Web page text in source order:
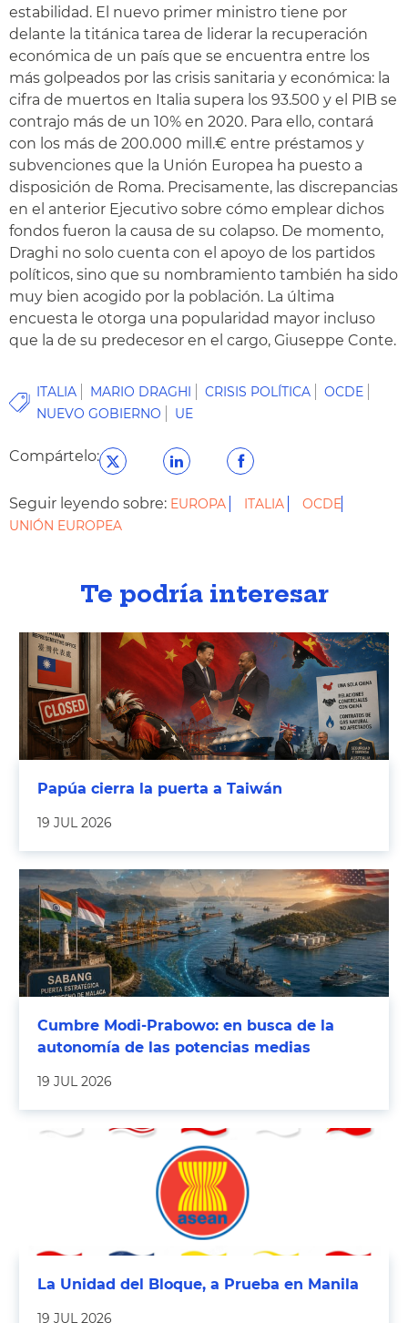
estabilidad. El nuevo primer ministro tiene por
delante la titánica tarea de liderar la recuperación
económica de un país que se encuentra entre los
más golpeados por las crisis sanitaria y económica: la
cifra de muertos en Italia supera los 93.500 y el PIB se
contrajo más de un 10% en 2020. Para ello, contará
con los más de 200.000 mill.€ entre préstamos y
subvenciones que la Unión Europea ha puesto a
disposición de Roma. Precisamente, las discrepancias
en el anterior Ejecutivo sobre cómo emplear dichos
fondos fueron la causa de su colapso. De momento,
Draghi no solo cuenta con el apoyo de los partidos
políticos, sino que su nombramiento también ha sido
muy bien acogido por la población. La última
encuesta le otorga una popularidad mayor incluso
que la de su predecesor en el cargo, Giuseppe Conte.
ITALIA MARIO DRAGHI CRISIS POLÍTICA
OCDE
NUEVO GOBIERNO
UE
Compártelo:
Seguir leyendo sobre: EUROPA ITALIA
OCDE
UNIÓN EUROPEA
Te podría interesar
Papúa cierra la puerta a Taiwán
19 JUL 2026
Cumbre Modi-Prabowo: en busca de la
autonomía de las potencias medias
19 JUL 2026
La Unidad del Bloque, a Prueba en Manila
19 JUL 2026